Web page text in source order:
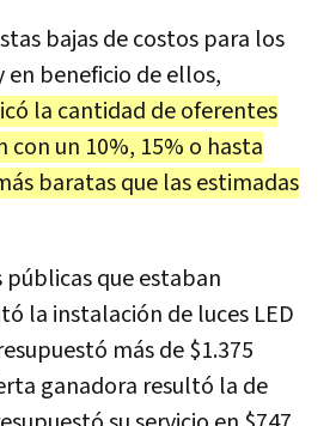
bajas de costos para los
beneficio de ellos,
la cantidad de oferentes
con un 10%, 15% o hasta
baratas que las estimadas
públicas que estaban
la instalación de luces LED
más de $1.375
ganadora resultó la de